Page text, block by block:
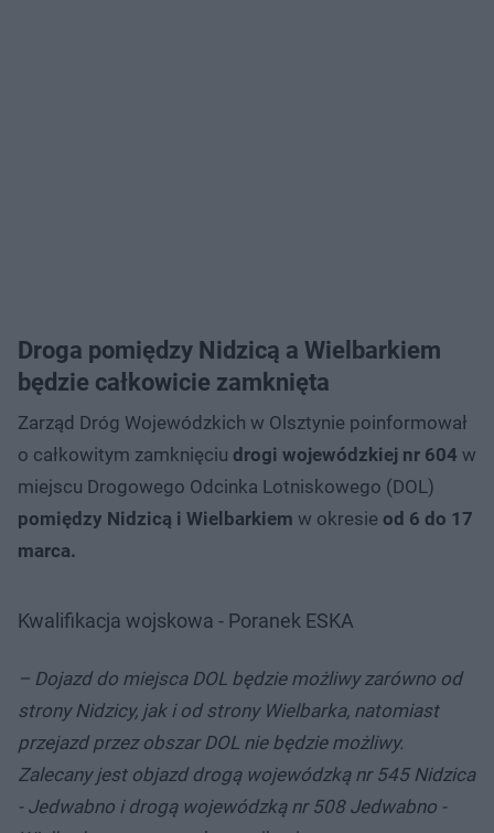
Droga pomiędzy Nidzicą a Wielbarkiem
będzie całkowicie zamknięta
Zarząd Dróg Wojewódzkich w Olsztynie poinformował
o całkowitym zamknięciu drogi wojewódzkiej nr 604 w
miejscu Drogowego Odcinka Lotniskowego (DOL)
pomiędzy Nidzicą i Wielbarkiem w okresie od 6 do 17
marca.
Kwalifikacja wojskowa - Poranek ESKA
– Dojazd do miejsca DOL będzie możliwy zarówno od
strony Nidzicy, jak i od strony Wielbarka, natomiast
przejazd przez obszar DOL nie będzie możliwy.
Zalecany jest objazd drogą wojewódzką nr 545 Nidzica
- Jedwabno i drogą wojewódzką nr 508 Jedwabno -